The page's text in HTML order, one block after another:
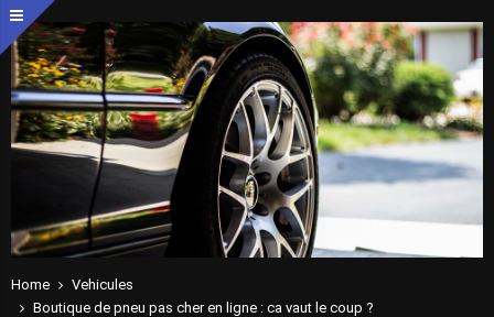
Home
Vehicules
Boutique de pneu pas cher en ligne : ca vaut le coup ?